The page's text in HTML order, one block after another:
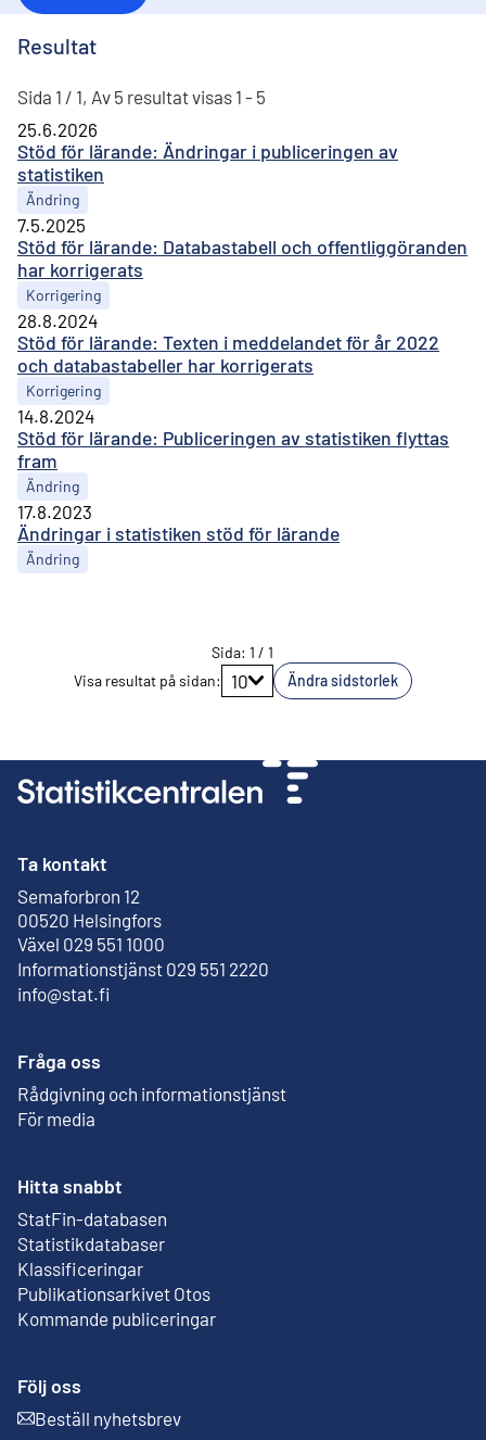
Resultat
Sida 1 / 1, Av 5 resultat visas 1 - 5
Stöd för lärande: Ändringar i publiceringen av
statistiken
25.6.2026
Ändring
Stöd för lärande: Databastabell och offentliggöranden
har korrigerats
7.5.2025
Korrigering
Stöd för lärande: Texten i meddelandet för år 2022
och databastabeller har korrigerats
28.8.2024
Korrigering
Stöd för lärande: Publiceringen av statistiken flyttas
fram
14.8.2024
Ändring
Ändringar i statistiken stöd för lärande
17.8.2023
Ändring
Gå till sidan
Sida: 1 /1
Visa resultat på sidan: 10 Ändra sidstorlek
Ta kontakt
Semaforbron 12
00520 Helsingfors
Extern länk
Växel 029 551 1000
Informationstjänst 029 551 2220
info@stat.fi
Fråga oss
Rådgivning och informationstjänst
För media
Hitta snabbt
StatFin-databasen
Extern länk
Statistikdatabaser
Klassificeringar
Publikationsarkivet Otos
Extern länk
Kommande publiceringar
Följ oss
Beställ nyhetsbrev
Extern länk